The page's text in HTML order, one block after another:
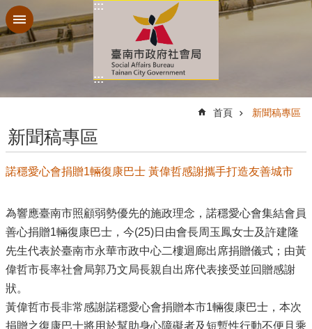
跳到主要內容區塊
:::
:::
首頁 新聞稿專區
新聞稿專區
諾穩愛心會捐贈1輛復康巴士 黃偉哲感謝攜手打造友善城市
為響應臺南市照顧弱勢優先的施政理念，諾穩愛心會集結會員
善心捐贈1輛復康巴士，今(25)日由會長周玉鳳女士及許建隆
先生代表於臺南市永華市政中心二樓迴廊出席捐贈儀式；由黃
偉哲市長率社會局郭乃文局長親自出席代表接受並回贈感謝
狀。
黃偉哲市長非常感謝諾穩愛心會捐贈本市1輛復康巴士，本次
捐贈之復康巴士將用於幫助身心障礙者及短暫性行動不便且乘